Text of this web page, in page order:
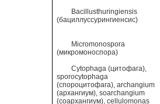
Bacillusthuringiensis
(бациллуссурингиенсис)
Micromonospora
(микромоноспора)
Cytophaga (цитофага),
sporocytophaga
(спороцитофага),archangium
(архангиум),soarchangium
(соархангиум),cellulomonas